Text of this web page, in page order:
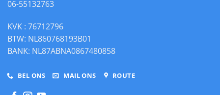
06-55132763
KVK : 76712796
BTW: NL860768193B01
BANK: NL87ABNA0867480858
BEL ONS MAIL ONS ROUTE